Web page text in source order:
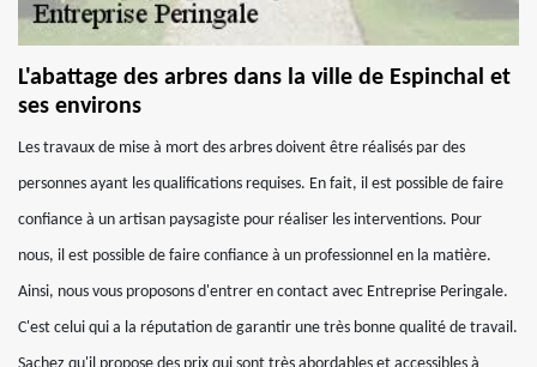
L'abattage des arbres dans la ville de Espinchal et
ses environs
Les travaux de mise à mort des arbres doivent être réalisés par des
personnes ayant les qualifications requises. En fait, il est possible de faire
confiance à un artisan paysagiste pour réaliser les interventions. Pour
nous, il est possible de faire confiance à un professionnel en la matière.
Ainsi, nous vous proposons d'entrer en contact avec Entreprise Peringale.
C'est celui qui a la réputation de garantir une très bonne qualité de travail.